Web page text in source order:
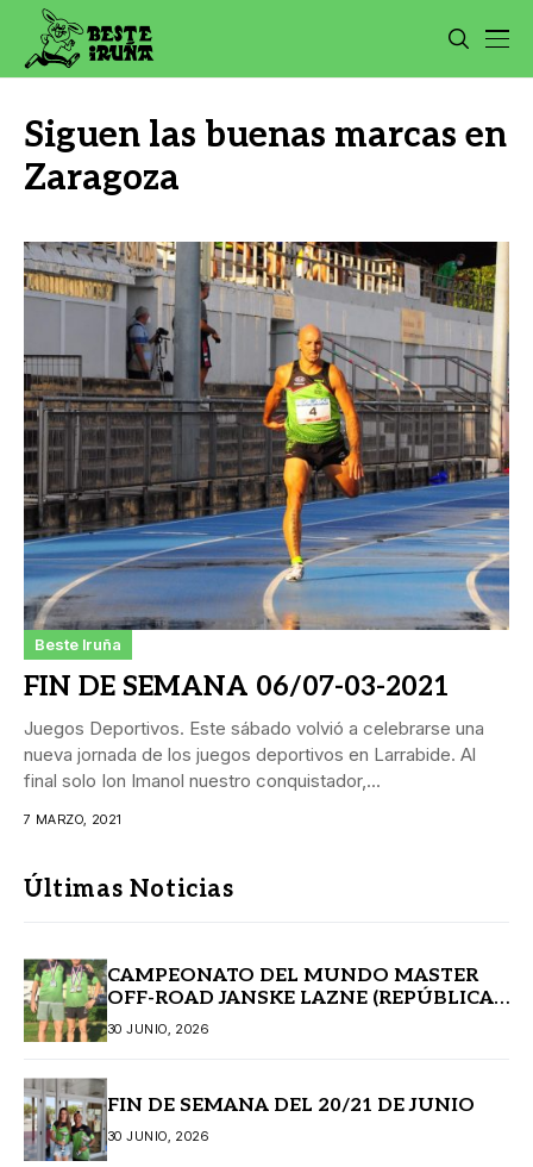
Siguen las buenas marcas en
Zaragoza
Beste Iruña
FIN DE SEMANA 06/07-03-2021
Juegos Deportivos. Este sábado volvió a celebrarse una
nueva jornada de los juegos deportivos en Larrabide. Al
final solo Ion Imanol nuestro conquistador,...
7 MARZO, 2021
Últimas Noticias
CAMPEONATO DEL MUNDO MASTER
OFF-ROAD JANSKE LAZNE (REPÚBLICA
CHECA)
30 JUNIO, 2026
FIN DE SEMANA DEL 20/21 DE JUNIO
30 JUNIO, 2026